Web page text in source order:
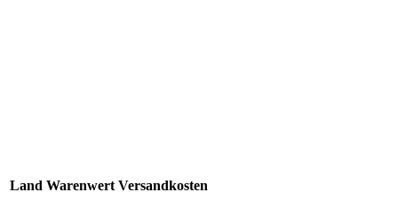
Land Warenwert Versandkosten